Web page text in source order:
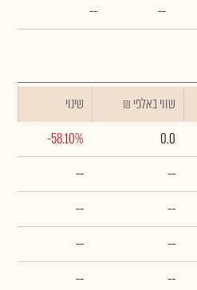
--
--
₪ שווי באלפי
שינוי
0.0
-58.10%
--
--
--
--
--
--
--
--